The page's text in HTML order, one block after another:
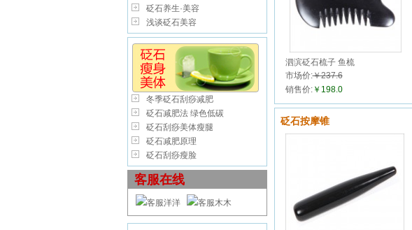
砭石养生·美容
浅谈砭石美容
冬季砭石刮痧减肥
砭石减肥法 绿色低碳
砭石刮痧美体瘦腿
砭石减肥原理
砭石刮痧瘦脸
客服在线
客服洋洋 客服木木
泗滨砭石梳子 鱼梳
市场价:￥237.6
销售价:￥198.0
砭石按摩锥